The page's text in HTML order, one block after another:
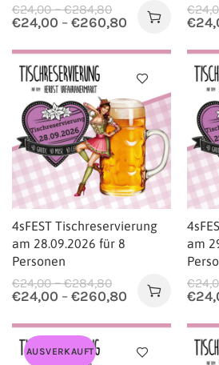
€24,00 –€284,80
€24,00 – €260,80
€
€
4sFEST Tischreservierung
am 28.09.2026 für 8
Personen
€24,00 –€284,80
€24,00 – €260,80
am
€
€
AUSVERKAUFT